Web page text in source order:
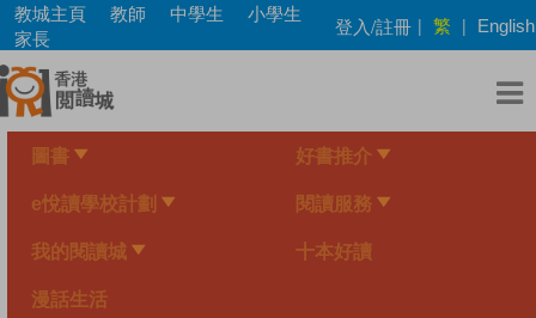
Skip
main
content
教城主頁 教師 中學生
小學生
家長
登入/註冊 | 繁 | English
圖書 好書推介
e悅讀學校計劃 閱讀服務
我的閱讀城 十本好讀
漫話生活